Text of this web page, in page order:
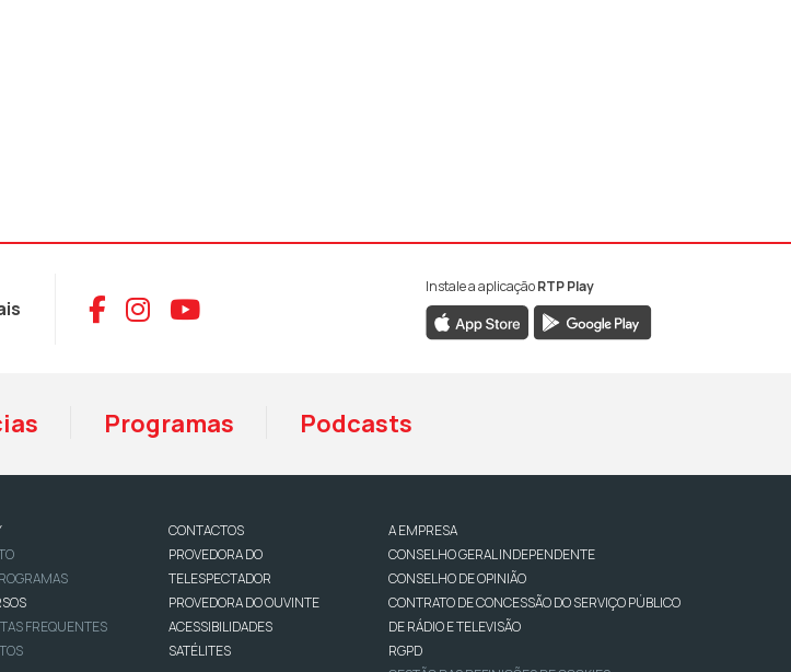
Aceder ao Facebook da RTP Antena 1
Aceder ao Instagram da RTP Antena 1
Aceder ao YouTube da RTP Antena 1
Instale a aplicaçãoRTP Play
Programas Podcasts
FREQUENTES
CONTACTOS
PROVEDORA DO
TELESPECTADOR
PROVEDORA DO OUVINTE
ACESSIBILIDADES
SATÉLITES
A EMPRESA
CONSELHO GERAL INDEPENDENTE
CONSELHO DE OPINIÃO
CONTRATO DE CONCESSÃO DO SERVIÇO PÚBLICO
DE RÁDIO E TELEVISÃO
RGPD